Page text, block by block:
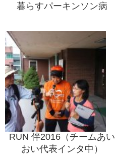
暮らすパーキンソン病
RUN 伴2016（チームあい
おい代表インタ中）